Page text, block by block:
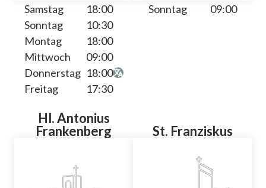
Samstag
18:00
Sonntag
10:30
Montag
18:00
Mittwoch
09:00
Donnerstag 18:00
Freitag
17:30
Sonntag 09:00
Hl. Antonius
Frankenberg
St. Franziskus